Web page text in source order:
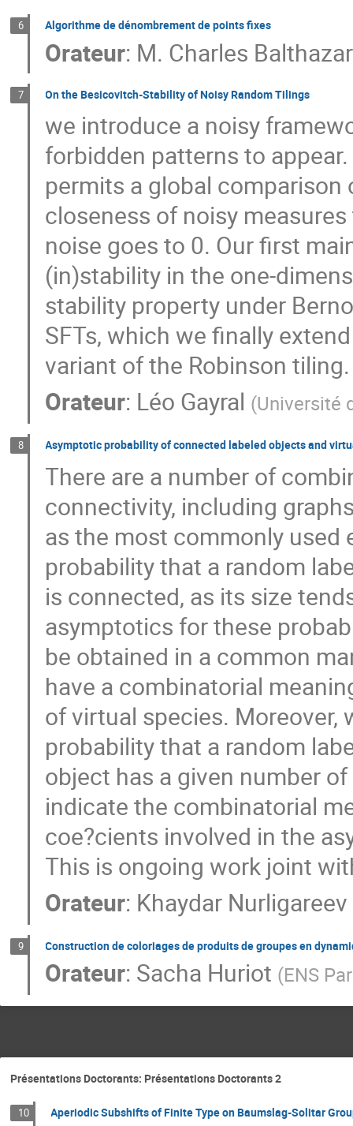
6 Algorithme de dénombrement de points fixes
Orateur: M. Charles Balthazar
7 On the Besicovitch-Stability of Noisy Random Tilings
we introduce a noisy
forbidden patterns to
permits a global
closeness of noisy
noise goes to 0. Our first
(in)stability in the one-
stability property under
SFTs, which we finally
variant of the Robinson tiling.
Orateur: Léo Gayral (Université
8 Asymptotic probability of connected labeled objects and
There are a number of
connectivity, including
as the most commonly used
probability that a random
is connected, as its size
asymptotics for these
be obtained in a common
have a combinatorial
of virtual species.
probability that a random
object has a given number
indicate the combinatorial
coe?cients involved in the
This is ongoing work joint
Orateur: Khaydar Nurligareev
9 Construction de coloriages de produits de groupes en
Orateur: Sacha Huriot (ENS
Présentations Doctorants: Présentations Doctorants 2
10 Aperiodic Subshifts of Finite Type on Baumslag-Solitar